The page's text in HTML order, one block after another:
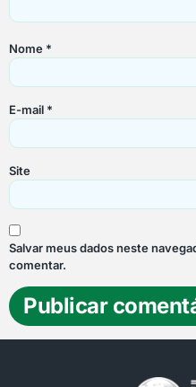
Nome *
E-mail *
Site
Salvar meus dados neste
comentar.